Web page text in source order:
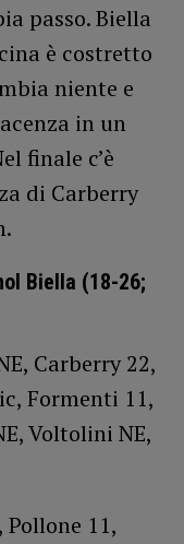
passo. Biella
è costretto
niente e
in un
finale c’è
di Carberry
Biella (18-26;
Carberry 22,
Formenti 11,
Voltolini NE,
11,